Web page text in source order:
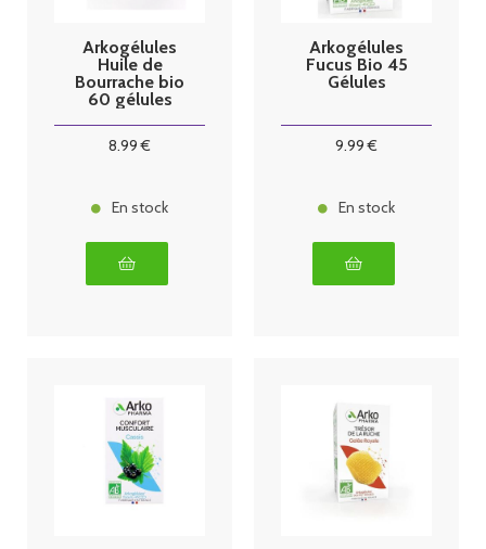
Arkogélules
Huile de
Bourrache bio
60 gélules
8.99 €
En stock
Arkogélules
Fucus Bio 45
Gélules
9.99 €
En stock